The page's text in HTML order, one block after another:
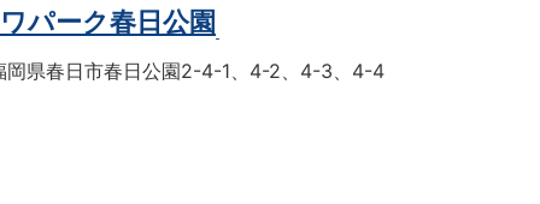
パーク春日公園
岡県春日市春日公園2-4-1、4-2、4-3、4-4